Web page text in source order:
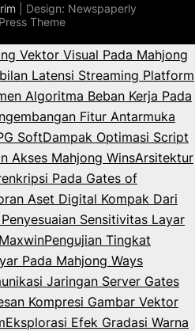
| Design: Newspaperly
Theme
Vektor Visual Pada Mahjong
Latensi Streaming Platform
Algoritma Beban Kerja Pada
Fitur Antarmuka
SoftDampak Optimasi Script
Akses Mahjong WinsArsitektur
Pada Gates of
Aset Digital Kompak Dari
Sensitivitas Layar
Pengujian Tingkat
Pada Mahjong Ways
Jaringan Server Gates
Kompresi Gambar Vektor
Eksplorasi Efek Gradasi Warna